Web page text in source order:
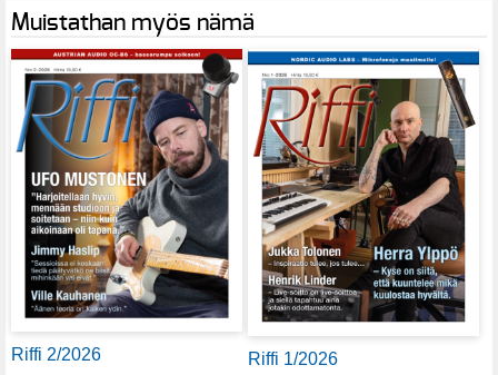
Muistathan myös nämä
Riffi 2/2026 Riffi 1/2026